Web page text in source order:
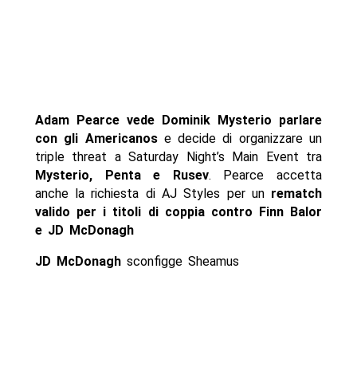
Adam Pearce vede Dominik Mysterio parlare
con gli Americanose decide di organizzare un
triple threat a Saturday Night’s Main Event tra
Mysterio, Penta e Rusev. Pearce accetta
anche la richiesta di AJ Styles per un rematch
valido per i titoli di coppia contro Finn Balor
e JD McDonagh
JD McDonaghsconfigge Sheamus